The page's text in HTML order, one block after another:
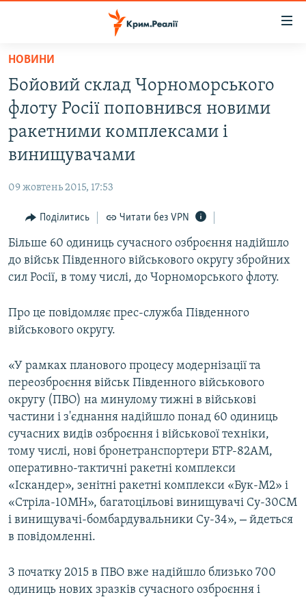
Перейти
основного
матеріалу
Перейти
до
основної
Перейти
пошуку
ВОДА.КРИМ
ВІДЕО ТА ФОТО
ІНТЕРВ'Ю
ВСЕ ЗА ДЕНЬ
СПЕЦПРОЕКТИ
ВІДЕОУРОКИ «ELIFBE»
УКРАЇНСЬКА ПРОБЛЕМА КРИМУ
ІНФОГРАФІКА
Русский
ДОЛУЧАЙСЯ!
Усі сайти RFE/RL
НОВИНИ
Бойовий склад Чорноморського
флоту Росії поповнився новими
ракетними комплексами і
винищувачами
09 жовтень 2015, 17:53
Поділитись Читати без VPN
Більше 60 одиниць сучасного озброєння надійшло
до військ Південного військового округу збройних
сил Росії, в тому числі, до Чорноморського флоту.
Про це повідомляє прес-служба Південного
військового округу.
«У рамках планового процесу модернізації та
переозброєння військ Південного військового
округу (ПВО) на минулому тижні в військові
частини і з'єднання надійшло понад 60 одиниць
сучасних видів озброєння і військової техніки,
тому числі, нові бронетранспортери БТР-82АМ,
оперативно-тактичні ракетні комплекси
«Іскандер», зенітні ракетні комплекси «Бук-М2» і
«Стріла-10МН», багатоцільові винищувачі Су-30СМ
і винищувачі-бомбардувальники Су-34», – йдеться
в повідомленні.
З початку 2015 в ПВО вже надійшло близько 700
одиниць нових зразків сучасного озброєння і